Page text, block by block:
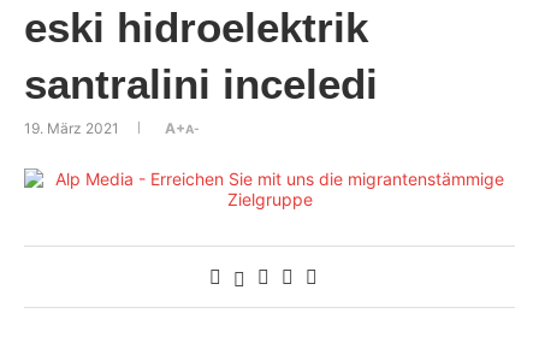
eski hidroelektrik
santralini inceledi
19. März 2021 A+A-